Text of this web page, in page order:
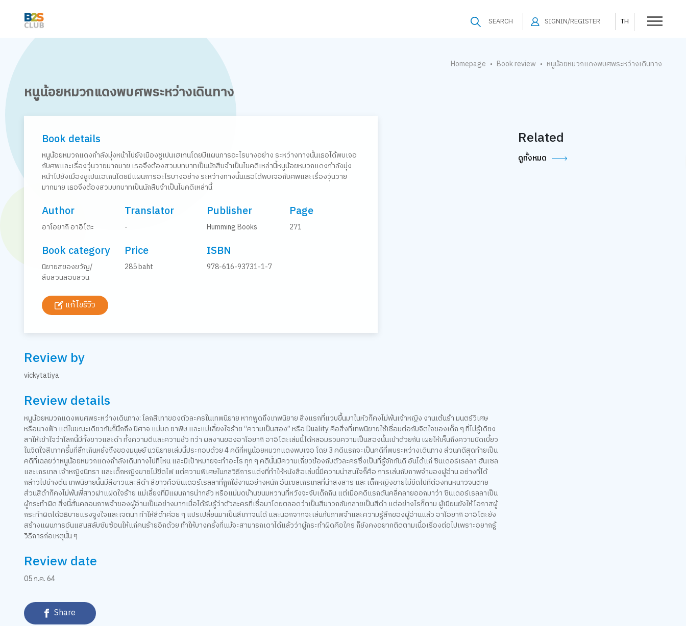
SEARCH SIGNIN/REGISTER TH
Homepage • Book review • หนูน้อยหมวกแดงพบศพระหว่างเดินทาง
หนูน้อยหมวกแดงพบศพระหว่างเดินทาง
Book details
หนูน้อยหมวกแดงกำลังมุ่งหน้าไปยังเมืองชูเปนเฮเกนโดยมีแผนการอะไรบางอย่าง ระหว่างทางนั้นเธอได้พบเจอ
กับศพและเรื่องวุ่นวายมากมาย เธอจึงต้องสวมบทบาทเป็นนักสืบจำเป็นไขคดีเหล่านี้หนูน้อยหมวกแดงกำลังมุ่ง
หน้าไปยังเมืองชูเปนเฮเกนโดยมีแผนการอะไรบางอย่าง ระหว่างทางนั้นเธอได้พบเจอกับศพและเรื่องวุ่นวาย
มากมาย เธอจึงต้องสวมบทบาทเป็นนักสืบจำเป็นไขคดีเหล่านี้
Author
อาโอยากิ อาอิโตะ
Translator
-
Publisher
Humming Books
Page
271
Book category
นิยายสยองขวัญ/
สืบสวนสอบสวน
Price
285 baht
ISBN
978-616-93731-1-7
แก้ไขรีวิว
Review by
vickytatiya
Review details
หนูน้อยหมวกแดงพบศพระหว่างเดินทาง: โลกสีเทาของตัวละครในเทพนิยาย หากพูดถึงเทพนิยาย สิ่งแรกที่แวบขึ้นมาในหัวก็คงไม่พ้นเจ้าหญิง งานเต้นรำ มนตร์วิเศษ
หรือนางฟ้า แต่ในขณะเดียวกันก็นึกถึง ปีศาจ แม่มด ยาพิษ และแม่เลี้ยงใจร้าย “ความเป็นสอง” หรือ Duality คือสิ่งที่เทพนิยายใช้เชื่อมต่อกับจิตใจของเด็ก ๆ ที่ไม่รู้เดียง
สาให้เข้าใจว่าโลกนี้มีทั้งขาวและดำ ทั้งความดีและความชั่ว ทว่า ผลงานของอาโอยากิ อาอิโตะเล่มนี้ได้หลอมรวมความเป็นสองนั้นเข้าด้วยกัน เผยให้เห็นถึงความบิดเบี้ยว
ในจิตใจสีเทาครึ้มที่ลึกเกินหยั่งถึงของมนุษย์ นวนิยายเล่มนี้ประกอบด้วย 4 คดีที่หนูน้อยหมวกแดงพบเจอ โดย 3 คดีแรกจะเป็นคดีที่พบระหว่างเดินทาง ส่วนคดีสุดท้ายเป็น
คดีที่เฉลยว่าหนูน้อยหมวกแดงกำลังเดินทางไปที่ไหน และมีเป้าหมายจะทำอะไร ทุก ๆ คดีนั้นมีความเกี่ยวข้องกับตัวละครซึ่งเป็นที่รู้จักกันดี อันได้แก่ ซินเดอร์เรลลา ฮันเซล
และเกรเทล เจ้าหญิงนิทรา และเด็กหญิงขายไม้ขีดไฟ แต่ความพิเศษในกลวิธีการแต่งที่ทำให้หนังสือเล่มนี้มีความน่าสนใจก็คือ การเล่นกับภาพจำของผู้อ่าน อย่างที่ได้
กล่าวไปข้างต้น เทพนิยายนั้นมีสีขาวและสีดำ สีขาวคือซินเดอร์เรลลาที่ถูกใช้งานอย่างหนัก ฮันเซลเกรเทลที่น่าสงสาร และเด็กหญิงขายไม้ขีดไปที่ต้องทนหนาวจนตาย
ส่วนสีดำก็คงไม่พ้นพี่สาวฝาแฝดใจร้าย แม่เลี้ยงที่มีแผนการน่ากลัว หรือแม่มดบ้านขนมหวานที่หวังจะจับเด็กกิน แต่เมื่อคดีแรกดันคลี่คลายออกมาว่า ซินเดอร์เรลลาเป็น
ผู้กระทำผิด สิ่งนี้สั่นคลอนภาพจำของผู้อ่านเป็นอย่างมากเมื่อได้รับรู้ว่าตัวละครที่เชื่อมาโดยตลอดว่าเป็นสีขาวกลับกลายเป็นสีดำ แต่อย่างไรก็ตาม ผู้เขียนยังให้โอกาสผู้
กระทำผิดได้อธิบายแรงจูงใจและเจตนา ทำให้สีดำค่อย ๆ แปรเปลี่ยนมาเป็นสีเทาจนได้ และนอกจากจะเล่นกับภาพจำและความรู้สึกของผู้อ่านแล้ว อาโอยากิ อาอิโตะยัง
สร้างแผนการอันแสนสลับซับซ้อนให้แก่คนร้ายอีกด้วย ทำให้บางครั้งที่แม้จะสามารถเดาได้แล้วว่าผู้กระทำผิดคือใคร ก็ยังคงอยากติดตามเนื้อเรื่องต่อไปเพราะอยากรู้
วิธีการก่อเหตุนั้น ๆ
Review date
05 ก.ค. 64
Share
Related
ดูทั้งหมด